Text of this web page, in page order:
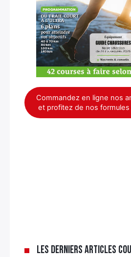
Commandez en ligne nos
et profitez de nos
Les derniers articles